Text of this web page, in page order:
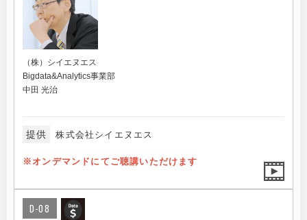
（株）シイエヌエス
Bigdata&Analytics事業部
中田 光治
提供 株式会社シイエヌエス
※オンデマンドにてご聴講いただけます
D-08